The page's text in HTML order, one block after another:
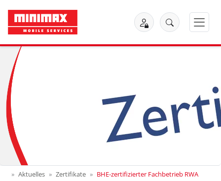
Aktuelles Zertifikate BHE-zertifizierter Fachbetrieb RWA